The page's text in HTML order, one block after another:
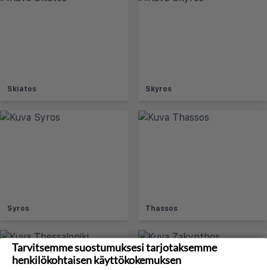
Skiatos Skyros
Syros Thassos
Tarvitsemme suostumuksesi tarjotaksemme
henkilökohtaisen käyttökokemuksen